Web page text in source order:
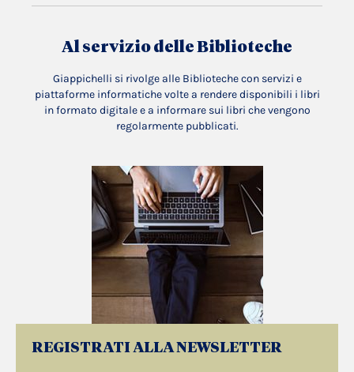
Al servizio delle Biblioteche
Giappichelli si rivolge alle Biblioteche con servizi e
piattaforme informatiche volte a rendere disponibili i libri
in formato digitale e a informare sui libri che vengono
regolarmente pubblicati.
REGISTRATI ALLA NEWSLETTER